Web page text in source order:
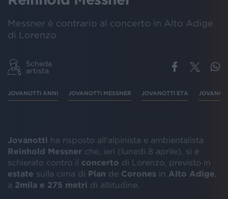
Messner è contrario al concerto in Alto Adige
di Lorenzo
Scheda
artista
JOVANOTTI ANNI JOVANOTTI MESSNER JOVANOTTI ETÀ
Jovanotti ha risposto all'alpinista e ambientalista
Reinhold Messner che, ieri (lunedì 8 aprile), si è
schierato contro il concerto di Lorenzo, previsto in
estate sulla cima di Plan de Corones in Alto Adige
a 2mila e 275 metri di altitudine.